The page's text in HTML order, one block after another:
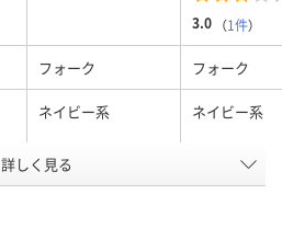
3.0 （1件）
フォーク フォーク
ネイビー系 ネイビー系
M
詳しく見る